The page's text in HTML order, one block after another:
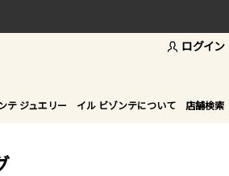
ド
ログイン
テ ジュエリー イル ビゾンテについて 店舗検索